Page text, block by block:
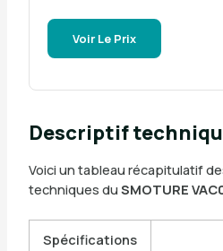
Voir Le Prix
Descriptif
Voici un tableau récapitulatif
techniques du SMOTURE
Spécifications